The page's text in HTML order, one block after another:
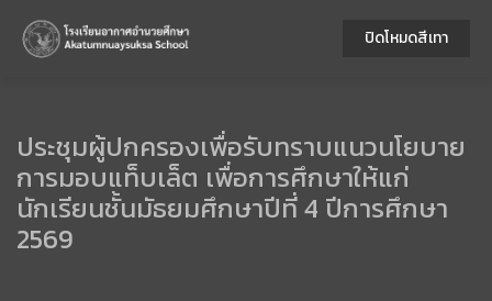
ประชุมผู้ปกครองเพื่อรับทราบแนวนโยบาย
การมอบแท็บเล็ต เพื่อการศึกษาให้แก่
นักเรียนชั้นมัธยมศึกษาปีที่ 4 ปีการศึกษา
2569
ปิดโหมดสีเทา